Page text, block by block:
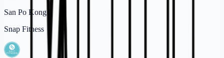
San Po Kong
Snap Fitness